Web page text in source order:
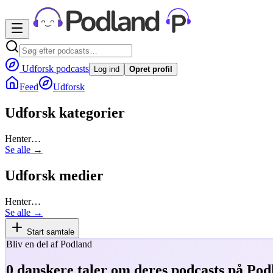
Udforsk podcasts Log ind Opret profil
Feed Udforsk
Udforsk kategorier
Henter…
Se alle →
Udforsk medier
Henter…
Se alle →
Start samtale
Bliv en del af Podland